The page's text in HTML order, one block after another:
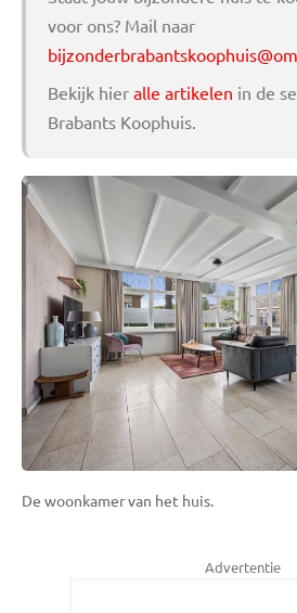
voor ons? Mail naar
Bekijk hier alle artikelen in de
Brabants Koophuis.
De woonkamer van het huis.
Advertentie